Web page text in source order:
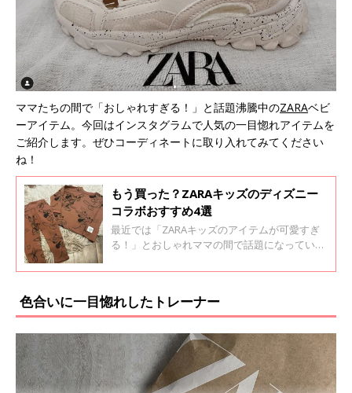
ママたちの間で「おしゃれすぎる！」と話題沸騰中のZARAベビ
ーアイテム。今回はインスタグラムで人気の一目惚れアイテムを
ご紹介します。ぜひコーディネートに取り入れてみてください
ね！
もう買った？ZARAキッズのディズニー
コラボおすすめ4選
最近では「ZARAキッズのアイテムが可愛すぎ
る！」とおしゃれママの間で話題になっている
ディズニーコラボアイテムをご紹介します。ぜ
色合いに一目惚れしたトレーナー